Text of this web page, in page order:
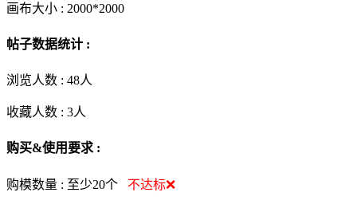
画布大小 : 2000*2000
帖子数据统计 :
浏览人数 : 48人
收藏人数 : 3人
购买&使用要求 :
购模数量 : 至少20个 不达标❌